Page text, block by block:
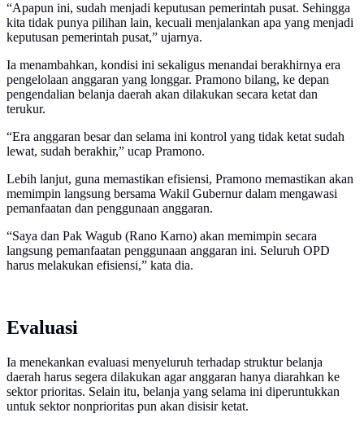
“Apapun ini, sudah menjadi keputusan pemerintah pusat. Sehingga
kita tidak punya pilihan lain, kecuali menjalankan apa yang menjadi
keputusan pemerintah pusat,” ujarnya.
Ia menambahkan, kondisi ini sekaligus menandai berakhirnya era
pengelolaan anggaran yang longgar. Pramono bilang, ke depan
pengendalian belanja daerah akan dilakukan secara ketat dan
terukur.
“Era anggaran besar dan selama ini kontrol yang tidak ketat sudah
lewat, sudah berakhir,” ucap Pramono.
Lebih lanjut, guna memastikan efisiensi, Pramono memastikan akan
memimpin langsung bersama Wakil Gubernur dalam mengawasi
pemanfaatan dan penggunaan anggaran.
“Saya dan Pak Wagub (Rano Karno) akan memimpin secara
langsung pemanfaatan penggunaan anggaran ini. Seluruh OPD
harus melakukan efisiensi,” kata dia.
Evaluasi
Ia menekankan evaluasi menyeluruh terhadap struktur belanja
daerah harus segera dilakukan agar anggaran hanya diarahkan ke
sektor prioritas. Selain itu, belanja yang selama ini diperuntukkan
untuk sektor nonprioritas pun akan disisir ketat.